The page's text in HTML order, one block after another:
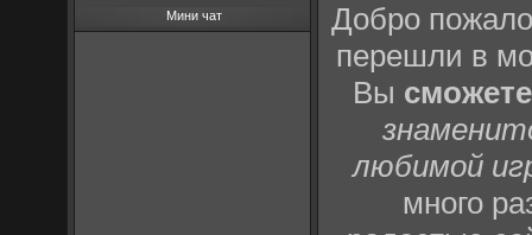
Мини чат
Добро
перешли в
Вы
любимой
много